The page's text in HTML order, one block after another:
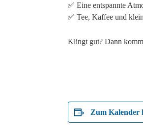
✅ Eine entspannte
✅ Tee, Kaffee und
Klingt gut? Dann
Zum Kalender